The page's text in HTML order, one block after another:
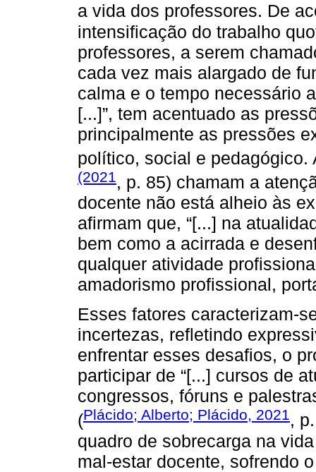
a vida dos professores. De
intensificação do trabalho
professores, a serem
cada vez mais alargado de
calma e o tempo necessário
[...]”, tem acentuado as
principalmente as pressões
político, social e
(2021, p. 85) chamam a
docente não está alheio às
afirmam que, “[...] na
bem como a acirrada e
qualquer atividade
amadorismo profissional,
Esses fatores caracterizam-
incertezas, refletindo
enfrentar esses desafios, o
participar de “[...] cursos de
congressos, fóruns e
(Plácido; Alberto; Plácido, 2021,
quadro de sobrecarga na
mal-estar docente, sofrendo